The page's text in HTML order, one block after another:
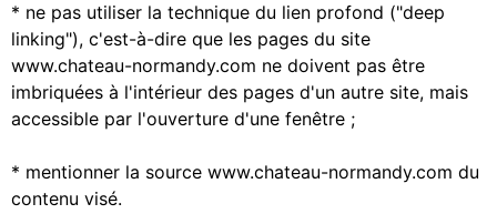
* ne pas utiliser la technique du lien profond ("deep
linking"), c'est-à-dire que les pages du site
www.chateau-normandy.com ne doivent pas être
imbriquées à l'intérieur des pages d'un autre site, mais
accessible par l'ouverture d'une fenêtre ;
* mentionner la source www.chateau-normandy.com du
contenu visé.